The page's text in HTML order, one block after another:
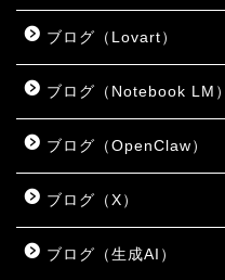
ブログ（Lovart）
ブログ（Notebook LM）
ブログ（OpenClaw）
ブログ（X）
ブログ（生成AI）